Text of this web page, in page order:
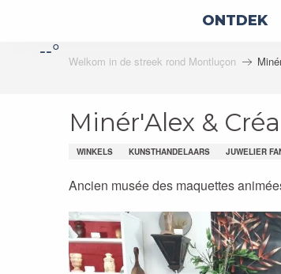
contenu--°
ONTDEK
Welkom in de streek rond Montluçon
Minér'Alex &
WINKELS KUNSTHANDELAARS JUWELIER
Ancien musée des maquettes